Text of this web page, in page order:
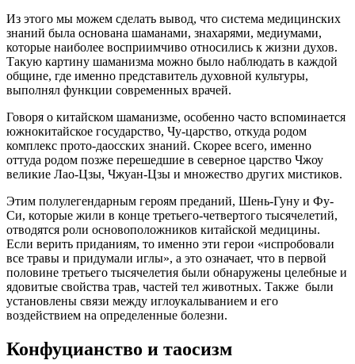
Из этого мы можем сделать вывод, что система медицинских
знаний была основана шаманами, знахарями, медиумами,
которые наиболее восприимчиво относились к жизни духов.
Такую картину шаманизма можно было наблюдать в каждой
общине, где именно представитель духовной культуры,
выполнял функции современных врачей.
Говоря о китайском шаманизме, особенно часто вспоминается
южнокитайское государство, Чу-царство, откуда родом
комплекс прото-даосских знаний. Скорее всего, именно
оттуда родом позже перешедшие в северное царство Чжоу
великие Лао-Цзы, Чжуан-Цзы и множество других мистиков.
Этим полулегендарным героям преданий, Шень-Гуну и Фу-
Си, которые жили в конце третьего-четвертого тысячелетий,
отводятся роли основоположников китайской медицины.
Если верить приданиям, то именно эти герои «испробовали
все травы и придумали иглы», а это означает, что в первой
половине третьего тысячелетия были обнаружены целебные и
ядовитые свойства трав, частей тел животных. Также были
установлены связи между иглоукалыванием и его
воздействием на определенные болезни.
Конфуцианство и таосизм